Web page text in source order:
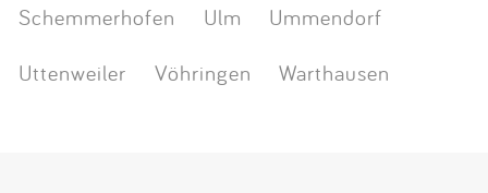
Schemmerhofen
Ulm
Ummendorf
Uttenweiler
Vöhringen Warthausen